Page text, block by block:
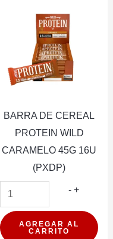
BARRA DE CEREAL
PROTEIN WILD
CARAMELO 45G 16U
(PXDP)
- BARRA
CEREAL
+
AGREGAR AL
CARRITO